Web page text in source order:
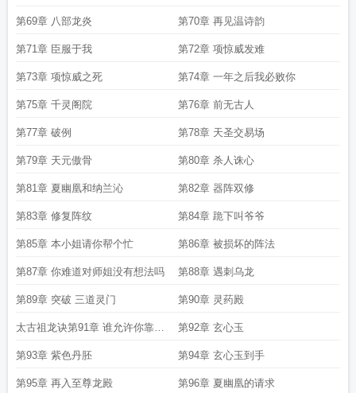
第69章 八部龙炎 第70章 再见温诗韵
第71章 臣服于我 第72章 项惊威发难
第73章 项惊威之死 第74章 一年之后我必败你
第75章 千灵阁院 第76章 前无古人
第77章 破例 第78章 天圣交易场
第79章 天元傲骨 第80章 杀人诛心
第81章 夏幽凰和纳兰沁 第82章 器阵双修
第83章 修复阵纹 第84章 跪下叫爷爷
第85章 本小姐请你帮个忙 第86章 被损坏的阵法
第87章 你难道对师姐没有想法吗 第88章 遇刺乌龙
第89章 突破 三道灵门 第90章 灵药殿
太古祖龙诀第91章 谁允许你靠近
她了
第92章 玄心玉
第93章 紫色丹胚 第94章 玄心玉到手
第95章 再入至尊龙殿 第96章 夏幽凰的请求